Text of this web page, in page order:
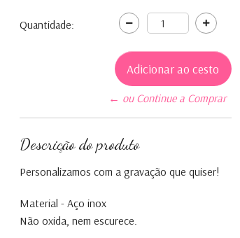
Quantidade:
← ou Continue a Comprar
Descrição do produto
Personalizamos com a gravação que quiser!
Material - Aço inox
Não oxida, nem escurece.